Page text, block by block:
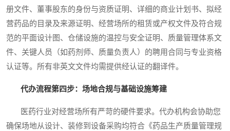
册文件、董事股东的身份与资质证明、详细的商业计划书、拟经
营药品的目录及来源证明、经营场所的租赁或产权文件及符合规
范的平面设计图、仓储设施的温控与安全证明、质量管理体系文
件、关键人员（如药剂师、质量负责人）的聘用合同与专业资格
认证等。所有非英文文件均需提供经认证的翻译件。
代办流程第四步：场地合规与基础设施筹建
医药行业对经营场所有严苛的硬件要求。代办机构会协助您
确保场地从设计、装修到设备采购均符合《药品生产质量管理规